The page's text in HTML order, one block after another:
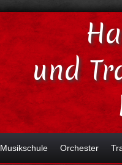
und
Musikschule Orchester